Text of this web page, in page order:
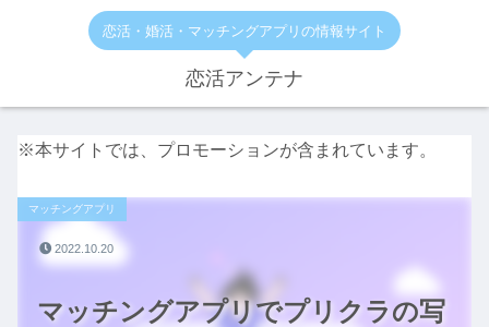
恋活・婚活・マッチングアプリの情報サイト
恋活アンテナ
※本サイトでは、プロモーションが含まれています。
マッチングアプリでプリクラの写
マッチングアプリ
2022.10.20